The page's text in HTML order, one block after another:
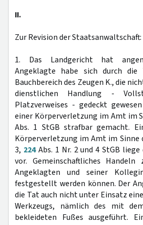
II.
Zur Revision der Staatsanwaltschaft:
1. Das Landgericht hat
Angeklagte habe sich durch
Bauchbereich des Zeugen K., die
dienstlichen Handlung -
Platzverweises - gedeckt
einer Körperverletzung im Amt im
Abs. 1 StGB strafbar gemacht.
Körperverletzung im Amt im Sinne
3, 224Abs. 1 Nr. 2 und 4 StGB
vor. Gemeinschaftliches Handeln
Angeklagten und seiner
festgestellt werden können. Der
die Tat auch nicht unter Einsatz
Werkzeugs, nämlich des mit
bekleideten Fußes ausgeführt.